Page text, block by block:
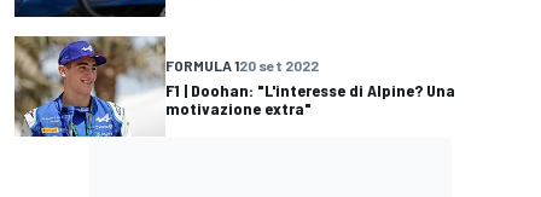
FORMULA 120 set 2022
F1 | Doohan: "L'interesse di Alpine? Una
motivazione extra"